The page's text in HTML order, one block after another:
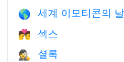
🌎 세계 이모티콘의 날
💏 섹스
🕵️ 셜록